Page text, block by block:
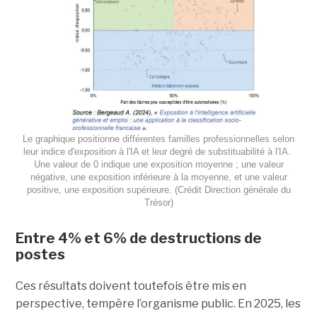
Le graphique positionne différentes familles professionnelles selon
leur indice d'exposition à l'IA et leur degré de substituabilité à l'IA.
Une valeur de 0 indique une exposition moyenne ; une valeur
négative, une exposition inférieure à la moyenne, et une valeur
positive, une exposition supérieure. (Crédit Direction générale du
Trésor)
Entre 4% et 6% de destructions de
postes
Ces résultats doivent toutefois être mis en
perspective, tempère l’organisme public. En 2025, les